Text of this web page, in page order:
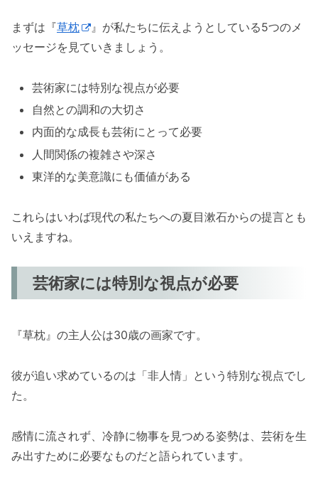
まずは『草枕
』が私たちに伝えようとしている5つのメ
ッセージを見ていきましょう。
芸術家には特別な視点が必要
自然との調和の大切さ
内面的な成長も芸術にとって必要
人間関係の複雑さや深さ
東洋的な美意識にも価値がある
これらはいわば現代の私たちへの夏目漱石からの提言とも
いえますね。
芸術家には特別な視点が必要
『草枕』の主人公は30歳の画家です。
彼が追い求めているのは「非人情」という特別な視点でし
た。
感情に流されず、冷静に物事を見つめる姿勢は、芸術を生
み出すために必要なものだと語られています。